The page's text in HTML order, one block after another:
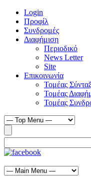
Login
Προφίλ
Συνδρομές
Διαφήμιση
Περιοδικό
News Letter
Site
Επικοινωνία
Τομέας
Τομέας
Τομέας